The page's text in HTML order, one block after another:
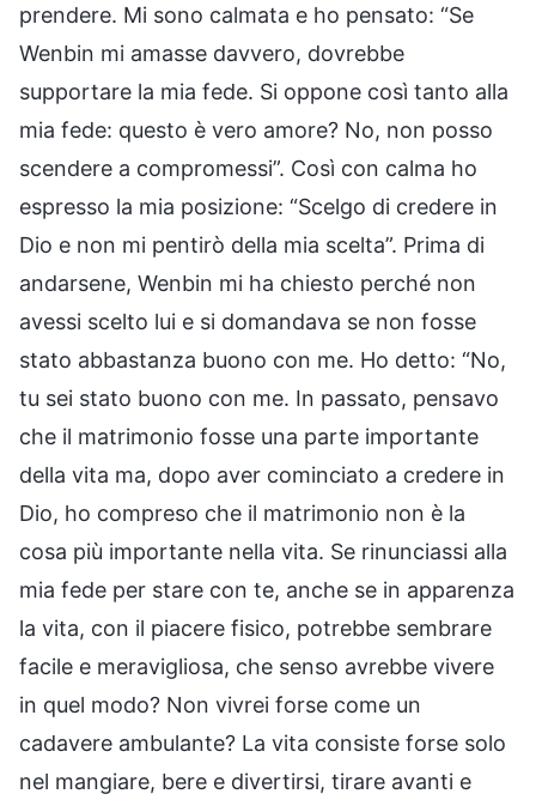
prendere. Mi sono calmata e ho pensato: “Se
Wenbin mi amasse davvero, dovrebbe
supportare la mia fede. Si oppone così tanto alla
mia fede: questo è vero amore? No, non posso
scendere a compromessi”. Così con calma ho
espresso la mia posizione: “Scelgo di credere in
Dio e non mi pentirò della mia scelta”. Prima di
andarsene, Wenbin mi ha chiesto perché non
avessi scelto lui e si domandava se non fosse
stato abbastanza buono con me. Ho detto: “No,
tu sei stato buono con me. In passato, pensavo
che il matrimonio fosse una parte importante
della vita ma, dopo aver cominciato a credere in
Dio, ho compreso che il matrimonio non è la
cosa più importante nella vita. Se rinunciassi alla
mia fede per stare con te, anche se in apparenza
la vita, con il piacere fisico, potrebbe sembrare
facile e meravigliosa, che senso avrebbe vivere
in quel modo? Non vivrei forse come un
cadavere ambulante? La vita consiste forse solo
nel mangiare, bere e divertirsi, tirare avanti e